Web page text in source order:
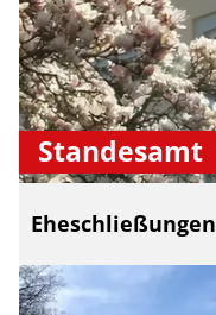
Standesamt